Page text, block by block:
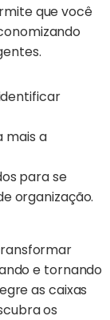
que você
mais a
para se
organização.
e tornando
as caixas
os